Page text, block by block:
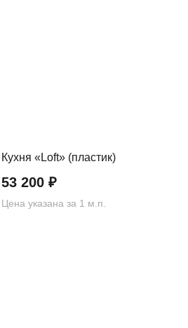
Кухня «Loft» (пластик)
53 200 ₽
Цена указана за 1 м.п.